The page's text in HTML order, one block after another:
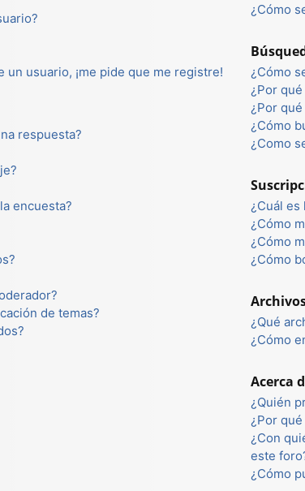
usuario, ¡me pide que me registre!
respuesta?
encuesta?
de temas?
¿Cómo
¿Cómo
¿Por
¿Por
¿Cómo
¿Como
¿Cuál
¿Cómo
¿Cómo
¿Cómo
¿Qué
¿Cómo
Acerca
¿Quién
¿Por
¿Con
este
¿Cómo